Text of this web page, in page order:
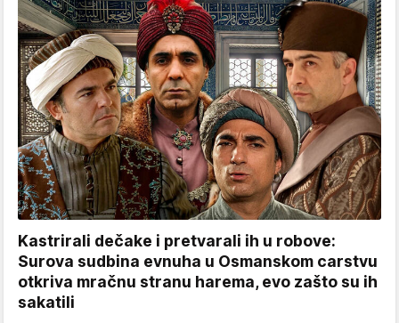
Kastrirali dečake i pretvarali ih u robove:
Surova sudbina evnuha u Osmanskom carstvu
otkriva mračnu stranu harema, evo zašto su ih
sakatili